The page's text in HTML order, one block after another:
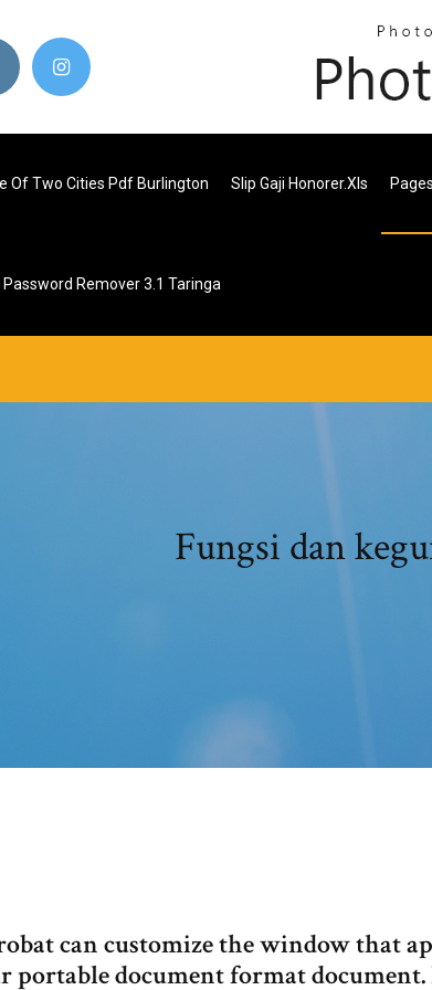
Of Two Cities Pdf Burlington Slip Gaji Honorer.xls Pages
Remover 3.1 Taringa
Fungsi dan
can customize the window that
portable document format document.